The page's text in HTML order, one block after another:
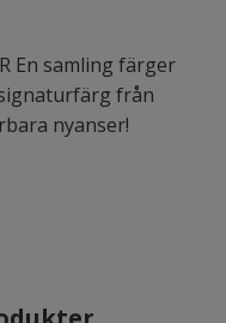
En samling färger
från
nyanser!